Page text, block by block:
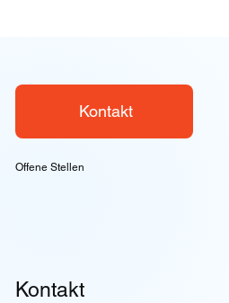
Kontakt
Offene Stellen
Kontakt